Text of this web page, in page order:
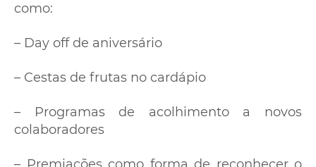
como:
– Day off de aniversário
– Cestas de frutas no cardápio
– Programas de acolhimento a novos
colaboradores